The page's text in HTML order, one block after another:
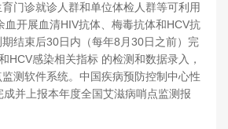
门诊就诊人群和单位体检人群等可利用
血开展血清HIV抗体、梅毒抗体和HCV抗
结束后30日内（每年8月30日之前）完
HCV感染相关指标 的检测和数据录入，
测软件系统。中国疾病预防控制中心性
并上报本年度全国艾滋病哨点监测报